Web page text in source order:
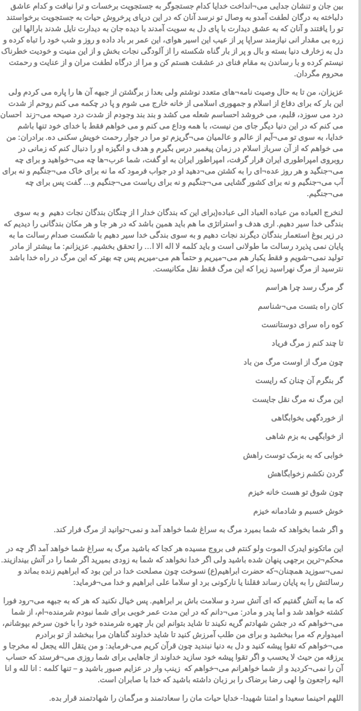
بین جان و تنشان جدایی می¬انداخت خدایا کدام جستجوگر به جستجویت برخسات و ترا نیافت و کدام عاشق
دلباخته به درگان لطفت آمدو به وصال تو نرسد آنان که در این دریای پرخروش حیات به جستجویت برخواستند
تو را یافتند و آنان که به عشق دیدارت با پای دل به سویت آمدند با دیده جان به دیدارت نایل شدند بارالها این
زره بی مقدار انی نیازمند سراپا پر از عیب این اسیر هوای، این عمر بر باد داده و روز و شب خود را تباه کرده و
دل به زخارف دنیا بسته و بال و پر از بار گناه شکسته را از آلودگی نجات بخش و از این منیت و خودیت خطرناک
نیستم کرده و با رساندن به مقام فنای در عشقت هستم کن و مرا از درگاه لطفت مران و از عنایت و رحمتت
محروم مگردان.
عزیزان، من تا به حال وصیت نامه¬های متعدد نوشتم ولی بعدا ز برگشتن از جبهه آن ها را پاره می کردم ولی
این بار که برای دفاع از اسلام و جمهوری اسلامی از خانه خارج می شوم و پا در چکمه می کنم روحم از شدت
درد می سوزد، قلبم، می خروشد احساسم شعله می کشد و بند بند وجودم از شدت درد صیحه می¬زند احسان
می کنم که در این دنیا دیگر جای من نیست، با همه وداع می کنم و می خواهم فقط با خدای خود تنها باشم
خدایا، به سوی تو می¬آیم از عالم و عالمیان می¬گریزم تو مرا در جوار رحمت خویش سکنی ده. برادران: من
می خواهم که از آن سرباز اسلام در زمان پیغمبر درس بگیرم و هدف و انگیزه او را دنبال کنم که زمانی در
روبروی امپراطوری ایران قرار گرفت، امپراطور ایران به او گفت، شما عرب¬ها چه می¬خواهید و برای چه
می¬جنگید و هر روز عده¬ای را به کشتن می¬دهید او در جواب فرمود که ما نه برای خاک می¬جنگیم و نه برای
آب می¬جنگیم و نه برای کشور گشایی می¬جنگیم و نه برای ریاست می¬جنگیم و… گفت پس برای چه
می¬جنگیم.
لنخرج العباده من عباده العباد الی عباده(برای این که بندگان خدار ا از چنگان بندگان نجات دهیم و به سوی
بندگی خدا سیر دهیم. اری هدف و استراتژی ما هم باید همین باشد که در هر جا و هر مکان بندگانی را دیدیم که
در زیر یوغ استعمار بندگان دیگرند نجات دهیم و به سوی بندگی خدا سیر دهیم با شکست صدام رسالت ما به
پایان نمی پذیرد رسالت ما طولانی است و باید کلمه لا اله الا ا… را تحقق بخشیم. عزیزانم: ما بیشتر از مادر
تولید نمی¬شویم و فقط یکبار هم می¬میریم و حتماً هم می-میریم پس چه بهتر که این مرگ در راه خدا باشد
نترسید از مرگ نهراسید زیرا که این مرگ فقط نقل مکانیست.
گر مرگ رسد چرا هراسم
کان راه بتست می¬شناسم
کوه راه سرای دوستانست
تا چند کنم ز مرگ فریاد
چون مرگ از اوست مرگ من باد
گر بنگرم آن چنان که رایست
این مرگ نه مرگ نقل جایست
از خوردگهی بخوابگاهی
از خوابگهی به بزم شاهی
خوابی که به بزمک توست راهش
گردن نکشم زخوابگاهش
چون شوق تو هست خانه خیزم
خوش خسبم و شادمانه خیزم
و اگر شما بخواهد که شما بمیرد مرگ به سراغ شما خواهد آمد و نمی¬توانید از مرگ فرار کند.
این ماتکونو ایدرک الموت ولو کنتم فی بروج مسیده هر کجا که باشید مرگ به سراغ شما خواهد آمد اگر چه در
محکم¬ترین برجهی پنهان شده باشید ولی اگر خدا نخواهد که شما به زودی بمیرید اگر شما را در آتش بیندازیند.
نمی¬سوزید همچنان¬که حضرت ابراهیم(ع) نسوخت چون مصلحت خدا در این بود که ابراهیم زنده بماند و
رسالتش را به پایان رساند فقلنا یا نارکونی برد او سلاما علی ابراهیم و خدا می¬فرماید:
که ما به آتش گفتیم که ای آتش سرد و سلامت باش بر ابراهیم. پس خیال نکنید که هر که به جبهه می¬رود فورا
کشته خواهد شد و اما پدر و مادر: می¬دانم که در این مدت عمر خوبی برای شما نبودم شرمنده¬ام، از شما
می¬خواهم که در جشن شهادتم گریه نکیند تا شاید بتوانم این بار چهره شرمنده خود را با خون سرخم بپوشانم،
امیدوارم که مرا ببخشید و برای من طلب آمرزش کنید تا شاید خداوند گناهان مرا ببخشد از تو برادرم
می¬خواهم که تقوا پیشه کنید و دل به دنیا نبندید چون قرآن کریم می-فرماید: و من یتقل الله یجعل له مخرجا و
یرزقه من حیث لا یحسب و اگر تقوا پیشه خود سازید خداوند از جاهایی برای شما روزی می¬فرستد که حساب
آن را نمی¬کردید و از شما خواهرانم می¬خواهم که زینب وار در عزایم صبور باشید و – تنها کلمه : انا لله و انا
الیه راجعون وا لهی رضا برضاک را بر زبان داشته باشید که خدا با صابران است.
اللهم احینما سعیدا و امتنا شهیدا- خدایا حیات مان را سعادتمند و مرگمان را شهادتمند قرار بده.